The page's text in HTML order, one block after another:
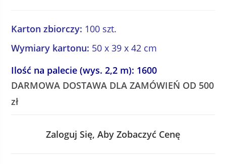
Karton zbiorczy: 100 szt.
Wymiary kartonu: 50 x 39 x 42 cm
Ilość na palecie (wys. 2,2 m): 1600
DARMOWA DOSTAWA DLA ZAMÓWIEŃ OD 500
zł
Zaloguj Się, Aby Zobaczyć Cenę